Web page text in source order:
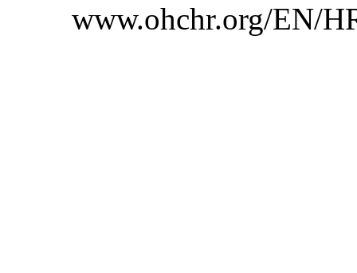
www.ohchr.org/EN/